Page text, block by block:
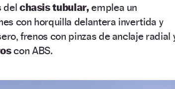
delchasis tubular, emplea un
con horquilla delantera invertida y
frenos con pinzas de anclaje radial
con ABS.